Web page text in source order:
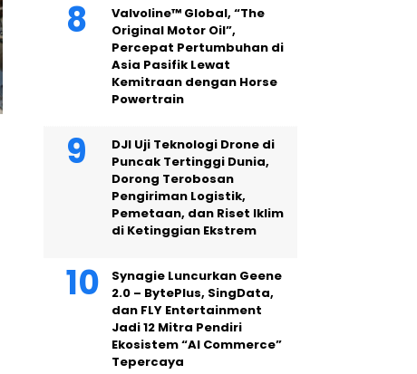
Valvoline™ Global, “The
Original Motor Oil”,
Percepat Pertumbuhan di
Asia Pasifik Lewat
Kemitraan dengan Horse
Powertrain
DJI Uji Teknologi Drone di
Puncak Tertinggi Dunia,
Dorong Terobosan
Pengiriman Logistik,
Pemetaan, dan Riset Iklim
di Ketinggian Ekstrem
Synagie Luncurkan Geene
2.0 – BytePlus, SingData,
dan FLY Entertainment
Jadi 12 Mitra Pendiri
Ekosistem “AI Commerce”
Tepercaya